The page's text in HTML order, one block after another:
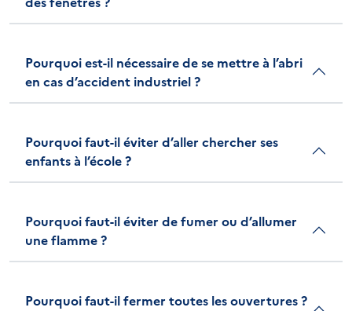
Pourquoi est-il nécessaire de se mettre à l’abri
en cas d’accident industriel ?
Pourquoi faut-il éviter d’aller chercher ses
enfants à l’école ?
Pourquoi faut-il éviter de fumer ou d’allumer
une flamme ?
Pourquoi faut-il fermer toutes les ouvertures ?